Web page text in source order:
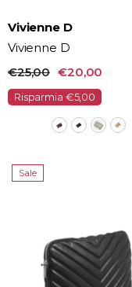
Vendor:
Vivienne D
Vivienne D
€25,00 €20,00
Risparmia €5,00
Sale